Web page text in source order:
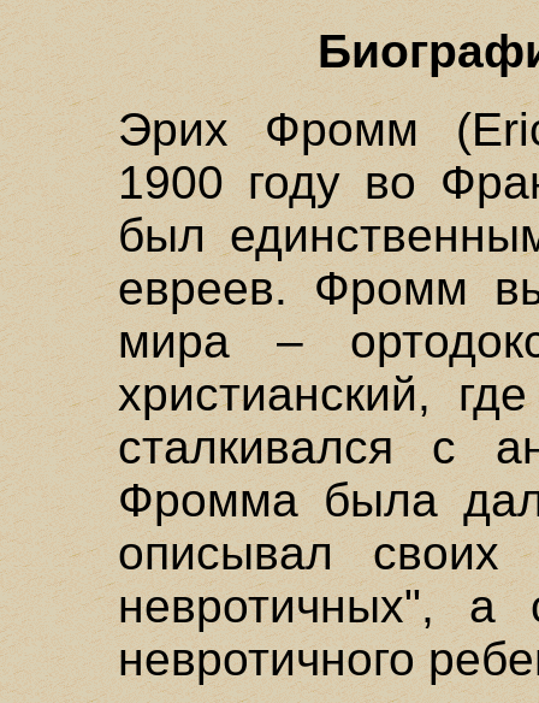
Эрих Фромм
1900 году во
был
евреев. Фромм
мира –
христианский,
сталкивался с
Фромма была
описывал своих
невротичных", а
невротичного